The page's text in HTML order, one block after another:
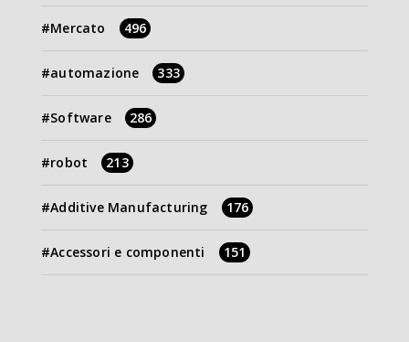
Mercato 496
automazione 333
Software 286
robot 213
Additive Manufacturing 176
Accessori e componenti 151